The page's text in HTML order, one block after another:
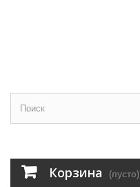
Корзина (пусто)